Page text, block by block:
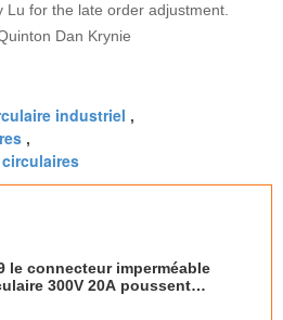
Lu for the late order adjustment.
Dan Krynie
industriel ,
,
le connecteur imperméable
300V 20A poussent